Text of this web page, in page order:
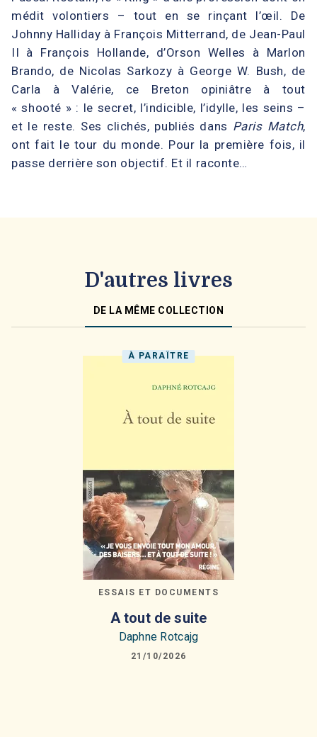
médit volontiers – tout en se rinçant l’œil. De
Johnny Halliday à François Mitterrand, de Jean-Paul
II à François Hollande, d’Orson Welles à Marlon
Brando, de Nicolas Sarkozy à George W. Bush, de
Carla à Valérie, ce Breton opiniâtre à tout
« shooté » : le secret, l’indicible, l’idylle, les seins –
et le reste. Ses clichés, publiés dans Paris Match,
ont fait le tour du monde. Pour la première fois, il
passe derrière son objectif. Et il raconte…
D'autres livres
DE LA MÊME COLLECTION
À PARAÎTRE
ESSAIS ET DOCUMENTS
A tout de suite
Daphne Rotcajg
21/10/2026